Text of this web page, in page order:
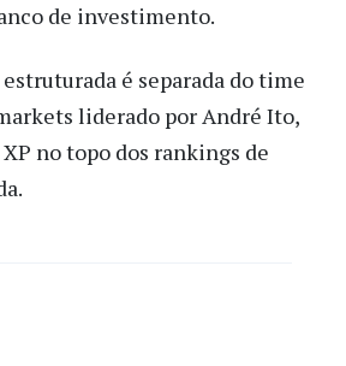
de investimento.
é separada do time
liderado por André Ito,
no topo dos rankings de